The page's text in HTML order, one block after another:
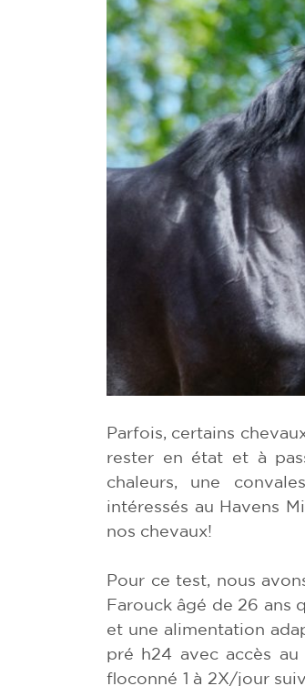
Parfois, certains
rester en état et à
chaleurs, une
intéressés au Havens
nos chevaux!
Pour ce test, nous
Farouck âgé de 26 ans
et une alimentation
pré h24 avec accès
floconné 1 à 2X/jour